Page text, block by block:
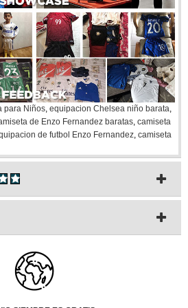
para Niños, equipacion Chelsea niño barata,
de Enzo Fernandez baratas, camiseta
de futbol Enzo Fernandez, camiseta